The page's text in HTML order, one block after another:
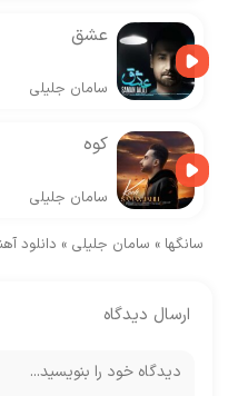
عشق
سامان جلیلی
کوه
سامان جلیلی
سانگها » سامان جلیلی » دانلود
ارسال دیدگاه